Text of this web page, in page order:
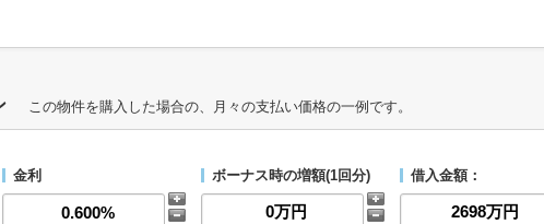
この物件を購入した場合の、月々の支払い価格の一例です。
金利 ボーナス時の増額(1回分) 借入金額：